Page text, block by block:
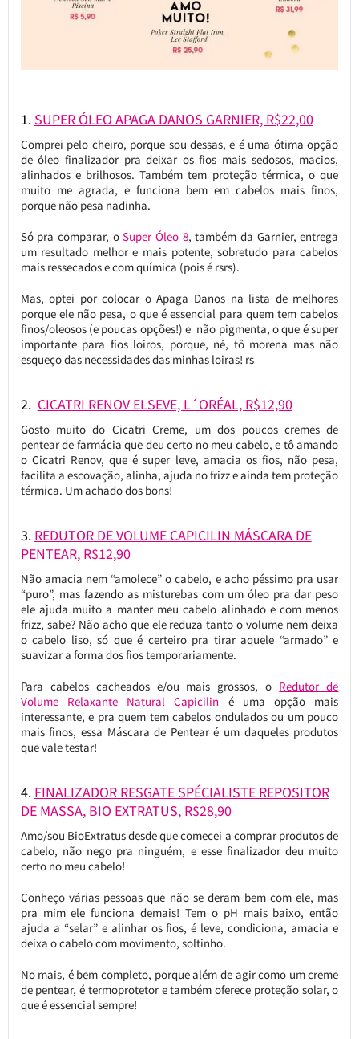
1. SUPER ÓLEO APAGA DANOS GARNIER, R$22,00
Comprei pelo cheiro, porque sou dessas, e é uma ótima opção
de óleo finalizador pra deixar os fios mais sedosos, macios,
alinhados e brilhosos. Também tem proteção térmica, o que
muito me agrada, e funciona bem em cabelos mais finos,
porque não pesa nadinha.
Só pra comparar, oSuper Óleo 8, também da Garnier, entrega
um resultado melhor e mais potente, sobretudo para cabelos
mais ressecados e com química (pois é rsrs).
Mas, optei por colocar o Apaga Danos na lista de melhores
porque ele não pesa, o que é essencial para quem tem cabelos
finos/oleosos (e poucas opções!) e não pigmenta, o que é super
importante para fios loiros, porque, né, tô morena mas não
esqueço das necessidades das minhas loiras! rs
2. CICATRI RENOV ELSEVE, L´ORÉAL, R$12,90
Gosto muito do Cicatri Creme, um dos poucos cremes de
pentear de farmácia que deu certo no meu cabelo, e tô amando
o Cicatri Renov, que é super leve, amacia os fios, não pesa,
facilita a escovação, alinha, ajuda no frizz e ainda tem proteção
térmica. Um achado dos bons!
3. REDUTOR DE VOLUME CAPICILIN MÁSCARA DE
PENTEAR, R$12,90
Não amacia nem “amolece” o cabelo, e acho péssimo pra usar
“puro”, mas fazendo as misturebas com um óleo pra dar peso
ele ajuda muito a manter meu cabelo alinhado e com menos
frizz, sabe? Não acho que ele reduza tanto o volume nem deixa
o cabelo liso, só que é certeiro pra tirar aquele “armado” e
suavizar a forma dos fios temporariamente.
Para cabelos cacheados e/ou mais grossos, o Redutor de
Volume Relaxante Natural Capicilin é uma opção mais
interessante, e pra quem tem cabelos ondulados ou um pouco
mais finos, essa Máscara de Pentear é um daqueles produtos
que vale testar!
4. FINALIZADOR RESGATE SPÉCIALISTE REPOSITOR
DE MASSA, BIO EXTRATUS, R$28,90
Amo/sou BioExtratus desde que comecei a comprar produtos de
cabelo, não nego pra ninguém, e esse finalizador deu muito
certo no meu cabelo!
Conheço várias pessoas que não se deram bem com ele, mas
pra mim ele funciona demais! Tem o pH mais baixo, então
ajuda a “selar” e alinhar os fios, é leve, condiciona, amacia e
deixa o cabelo com movimento, soltinho.
No mais, é bem completo, porque além de agir como um creme
de pentear, é termoprotetor e também oferece proteção solar, o
que é essencial sempre!